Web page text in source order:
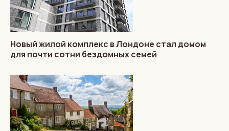
Новый жилой комплекс в Лондоне стал домом
для почти сотни бездомных семей